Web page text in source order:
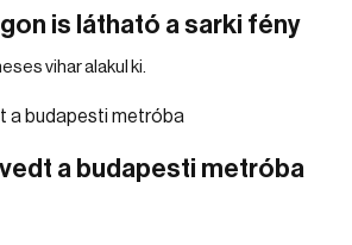
is látható a sarki fény
vihar alakul ki.
a budapesti metróba